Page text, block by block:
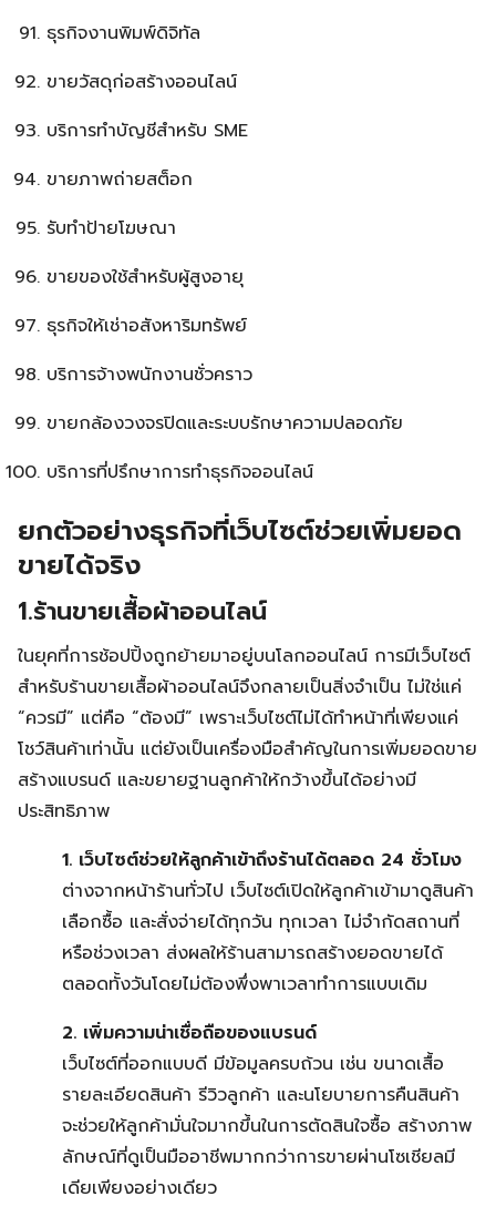
ธุรกิจงานพิมพ์ดิจิทัล
ขายวัสดุก่อสร้างออนไลน์
บริการทำบัญชีสำหรับ SME
ขายภาพถ่ายสต็อก
รับทำป้ายโฆษณา
ขายของใช้สำหรับผู้สูงอายุ
ธุรกิจให้เช่าอสังหาริมทรัพย์
บริการจ้างพนักงานชั่วคราว
ขายกล้องวงจรปิดและระบบรักษาความปลอดภัย
บริการที่ปรึกษาการทำธุรกิจออนไลน์
ยกตัวอย่างธุรกิจที่เว็บไซต์ช่วยเพิ่มยอด
ขายได้จริง
1.ร้านขายเสื้อผ้าออนไลน์
ในยุคที่การช้อปปิ้งถูกย้ายมาอยู่บนโลกออนไลน์ การมีเว็บไซต์
สำหรับร้านขายเสื้อผ้าออนไลน์จึงกลายเป็นสิ่งจำเป็น ไม่ใช่แค่
“ควรมี” แต่คือ “ต้องมี” เพราะเว็บไซต์ไม่ได้ทำหน้าที่เพียงแค่
โชว์สินค้าเท่านั้น แต่ยังเป็นเครื่องมือสำคัญในการเพิ่มยอดขาย
สร้างแบรนด์ และขยายฐานลูกค้าให้กว้างขึ้นได้อย่างมี
ประสิทธิภาพ
1. เว็บไซต์ช่วยให้ลูกค้าเข้าถึงร้านได้ตลอด 24 ชั่วโมง
ต่างจากหน้าร้านทั่วไป เว็บไซต์เปิดให้ลูกค้าเข้ามาดูสินค้า
เลือกซื้อ และสั่งจ่ายได้ทุกวัน ทุกเวลา ไม่จำกัดสถานที่
หรือช่วงเวลา ส่งผลให้ร้านสามารถสร้างยอดขายได้
ตลอดทั้งวันโดยไม่ต้องพึ่งพาเวลาทำการแบบเดิม
2. เพิ่มความน่าเชื่อถือของแบรนด์
เว็บไซต์ที่ออกแบบดี มีข้อมูลครบถ้วน เช่น ขนาดเสื้อ
รายละเอียดสินค้า รีวิวลูกค้า และนโยบายการคืนสินค้า
จะช่วยให้ลูกค้ามั่นใจมากขึ้นในการตัดสินใจซื้อ สร้างภาพ
ลักษณ์ที่ดูเป็นมืออาชีพมากกว่าการขายผ่านโซเชียลมี
เดียเพียงอย่างเดียว